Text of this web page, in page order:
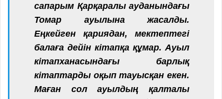
сапарым Қарқаралы ауданындағы
Томар ауылына жасалды.
Еңкейген қариядан, мектептегі
балаға дейін кітапқа құмар. Ауыл
кітапханасындағы барлық
кітаптарды оқып тауысқан екен.
Маған сол ауылдың қалталы